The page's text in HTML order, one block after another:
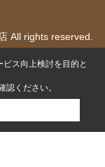
All rights reserved.
ス向上検討を目的と
認ください。